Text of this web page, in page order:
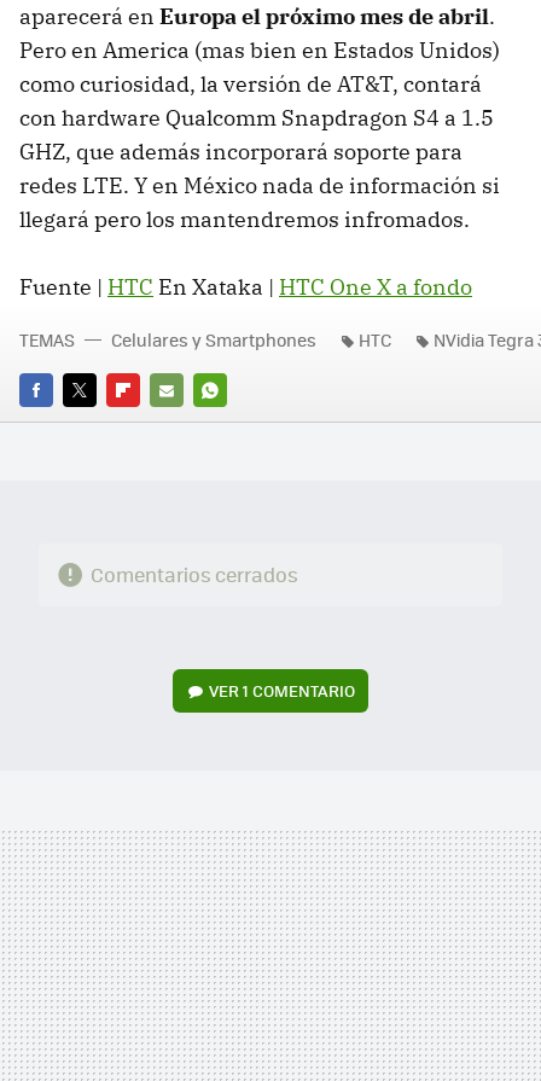
aparecerá en Europa el próximo mes de abril.
Pero en America (mas bien en Estados Unidos)
como curiosidad, la versión de AT&T, contará
con hardware Qualcomm Snapdragon S4 a 1.5
GHZ, que además incorporará soporte para
redes LTE. Y en México nada de información si
llegará pero los mantendremos infromados.
Fuente | HTC En Xataka | HTC One X a fondo
FACEBOOK
TWITTERFLIPBOARD
E-
WHATSAPP
TEMAS Celulares y Smartphones HTC NVidia Tegra
Comentarios cerrados
VER1 COMENTARIO